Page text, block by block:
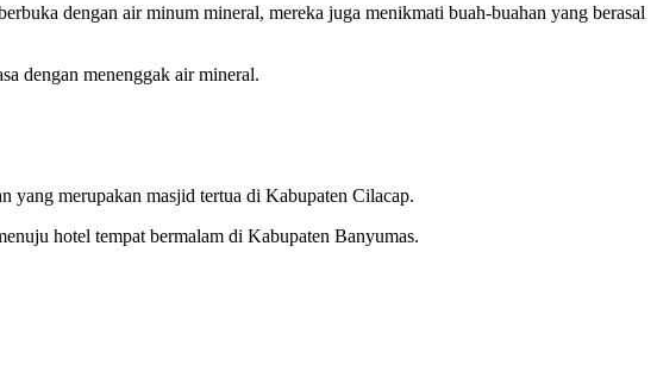
dengan air minum mineral, mereka juga menikmati buah-buahan yang berasal
dengan menenggak air mineral.
yang merupakan masjid tertua di Kabupaten Cilacap.
hotel tempat bermalam di Kabupaten Banyumas.